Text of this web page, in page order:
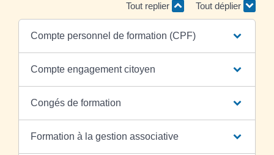
Tout replier Tout déplier
Compte personnel de formation (CPF)
Compte engagement citoyen
Congés de formation
Formation à la gestion associative